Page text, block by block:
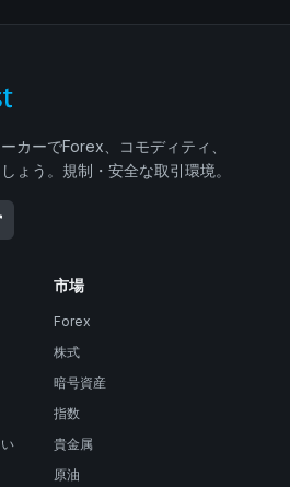
ーでForex、コモディティ、
ょう。規制・安全な取引環境。
市場
Forex
株式
暗号資産
指数
貴金属
原油